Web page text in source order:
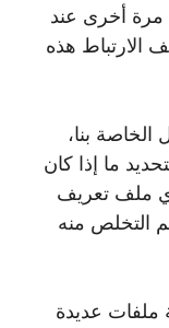
مرة أخرى عند
الارتباط هذه
بنا،
ما إذا كان
ملف تعريف
التخلص منه
ملفات عديدة